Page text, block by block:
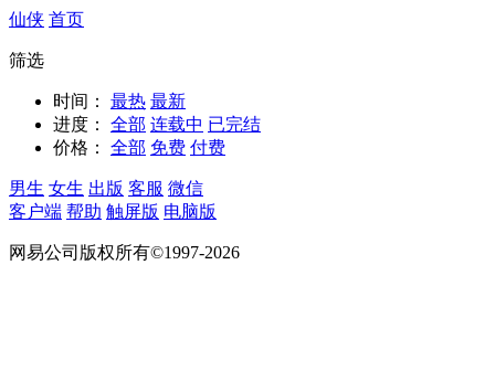
仙侠 首页
筛选
时间： 最热 最新
进度：
全部 连载中 已完结
价格：
全部 免费 付费
男生 女生 出版 客服 微信
客户端 帮助 触屏版 电脑版
网易公司版权所有©1997-2026